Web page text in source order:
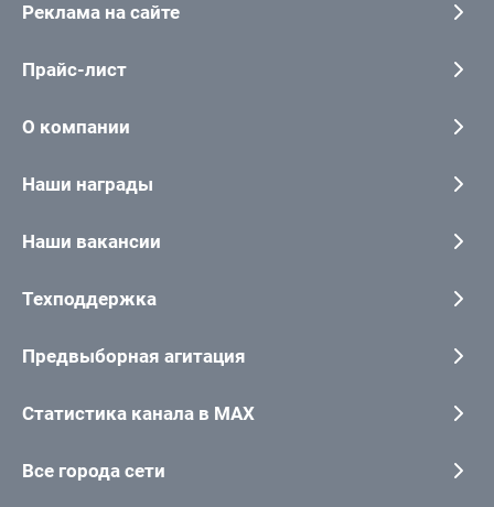
Реклама на сайте
Прайс-лист
О компании
Наши награды
Наши вакансии
Техподдержка
Предвыборная агитация
Статистика канала в MAX
Все города сети